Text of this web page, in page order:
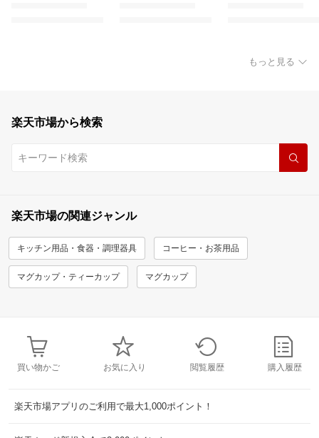
もっと見る
楽天市場から検索
楽天市場の関連ジャンル
キッチン用品・食器・調理器具 コーヒー・お茶用品
マグカップ・ティーカップ マグカップ
買い物かご お気に入り 閲覧履歴 購入履歴
楽天市場アプリのご利用で最大1,000ポイント！